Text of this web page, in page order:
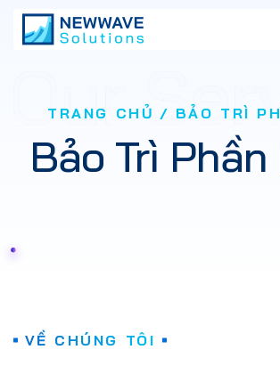
TRANG CHỦ BẢO TRÌ
Bảo Trì
VỀ CHÚNG TÔI